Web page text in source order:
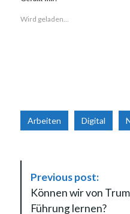
Wird geladen...
Arbeiten Digital
Previous post:
Können wir von
Führung lernen?